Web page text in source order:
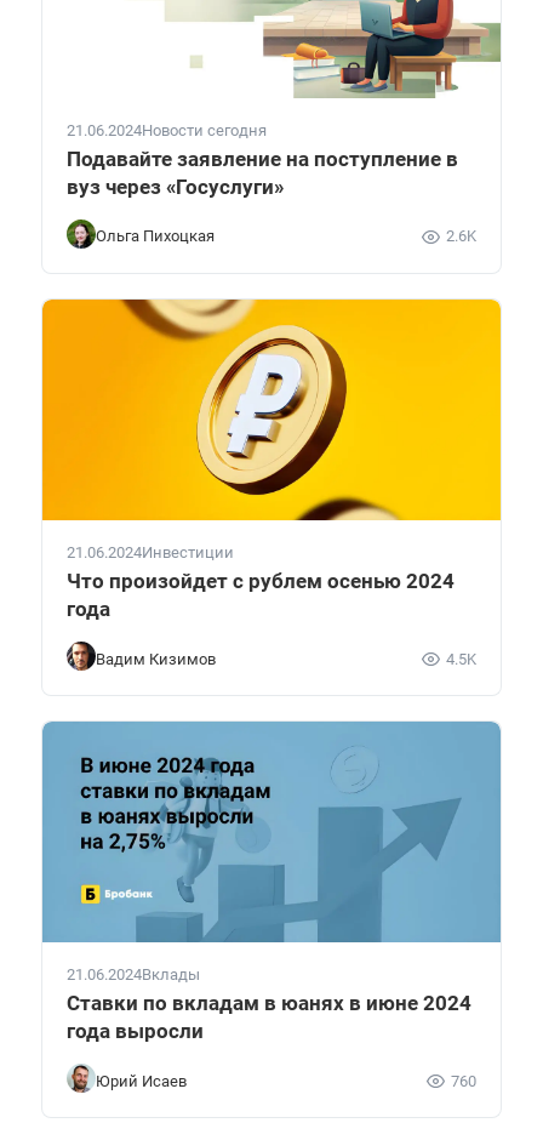
21.06.2024Новости сегодня
Подавайте заявление на поступление в
вуз через «Госуслуги»
Ольга Пихоцкая 2.6K
21.06.2024Инвестиции
Что произойдет с рублем осенью 2024
года
Вадим Кизимов 4.5K
21.06.2024Вклады
Ставки по вкладам в юанях в июне 2024
года выросли
Юрий Исаев 760